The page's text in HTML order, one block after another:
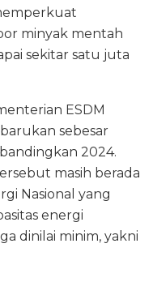
minyak mentah
sekitar satu juta
ESDM
sebesar
2024.
masih berada
Nasional yang
energi
dinilai minim, yakni